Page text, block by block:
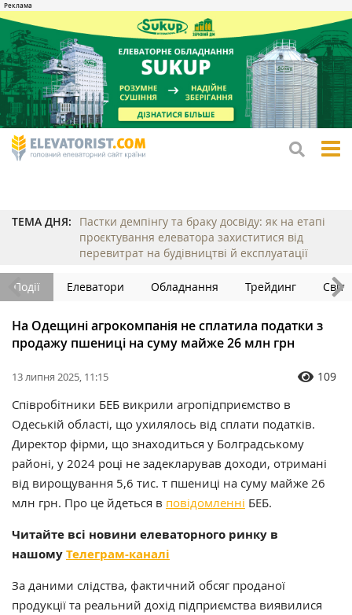
ТЕМА ДНЯ:
Пастки демпінгу та браку досвіду: як на етапі
проєктування елеватора захиститися від
перевитрат на будівництві й експлуатації
Події Елеватори Обладнання Трейдинг Світ
На Одещині агрокомпанія не сплатила податки з
продажу пшениці на суму майже 26 млн грн
13 липня 2025, 11:15 109
Співробітники БЕБ викрили агропідприємство в
Одеській області, що ухилялось від сплати податків.
Директор фірми, що знаходиться у Болградському
районі, у 2024 році не задекларував доходи, отримані
від вирощування 5,6 тис. т пшениці на суму майже 26
млн грн. Про це йдеться в повідомленні БЕБ.
Читайте всі новини елеваторного ринку в
нашомуТелеграм-каналі
За даними слідства, фактичний обсяг проданої
продукції та реальний дохід підприємства виявилися